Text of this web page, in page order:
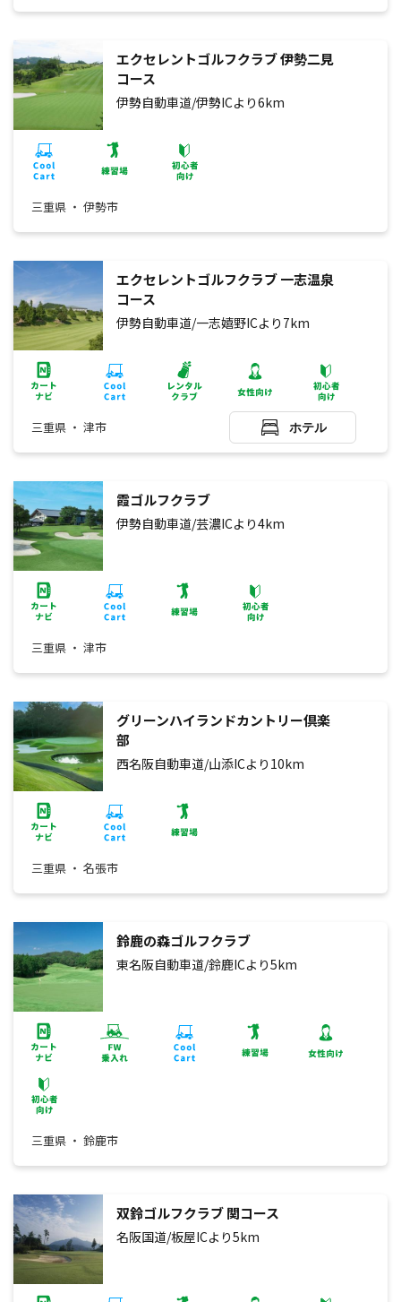
エクセレントゴルフクラブ 伊勢二見
コース
伊勢自動車道/伊勢ICより6km
三重県 ・ 伊勢市
エクセレントゴルフクラブ 一志温泉
コース
伊勢自動車道/一志嬉野ICより7km
三重県 ・ 津市
霞ゴルフクラブ
伊勢自動車道/芸濃ICより4km
三重県 ・ 津市
グリーンハイランドカントリー倶楽
部
西名阪自動車道/山添ICより10km
三重県 ・ 名張市
鈴鹿の森ゴルフクラブ
東名阪自動車道/鈴鹿ICより5km
三重県 ・ 鈴鹿市
双鈴ゴルフクラブ 関コース
名阪国道/板屋ICより5km